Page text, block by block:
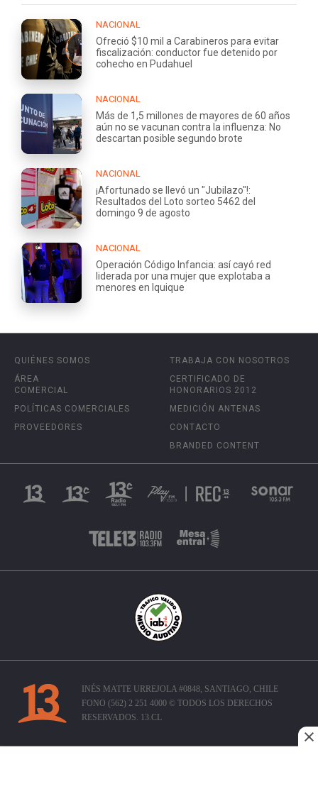
NACIONAL
Ofreció $10 mil a Carabineros para evitar
fiscalización: conductor fue detenido por
cohecho en Pudahuel
NACIONAL
Más de 1,5 millones de mayores de 60 años
aún no se vacunan contra la influenza: No
descartan posible segundo brote
NACIONAL
¡Afortunado se llevó un "Jubilazo"!:
Resultados del Loto sorteo 5462 del
domingo 9 de agosto
NACIONAL
Operación Código Infancia: así cayó red
liderada por una mujer que explotaba a
menores en Iquique
QUIÉNES SOMOS
ÁREA
COMERCIAL
POLÍTICAS COMERCIALES
PROVEEDORES
TRABAJA CON NOSOTROS
CERTIFICADO DE
HONORARIOS 2012
MEDICIÓN ANTENAS
CONTACTO
BRANDED CONTENT
INÉS MATTE URREJOLA #0848, SANTIAGO, CHILE
FONO (562) 2 251 4000 © TODOS LOS DERECHOS
RESERVADOS. 13.CL